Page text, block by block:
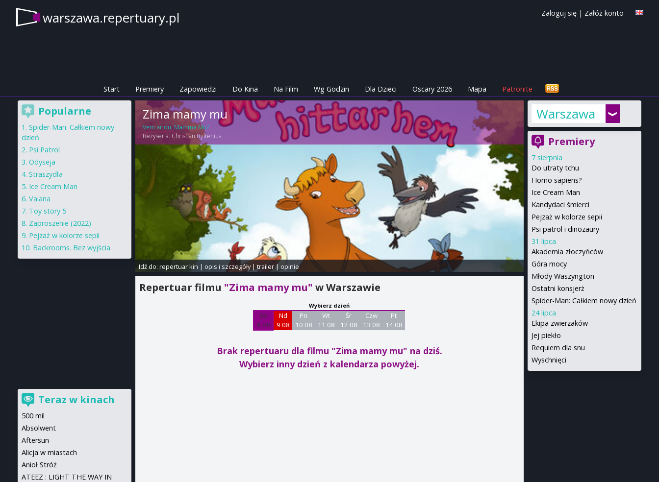
warszawa.repertuary.pl Zaloguj się | Załóż konto
Start Premiery Zapowiedzi Do Kina Na Film Wg Godzin Dla Dzieci Oscary 2026 Mapa Patronite
Zima mamy mu
Vem ar du, Mamma Mu?
Reżyseria: Christian Ryltenius
Idź do: repertuar kin | opis i szczegóły|trailer| opinie
Repertuar filmu "Zima mamy mu"w Warszawie
Wybierz dzień
Sb
8 08
Nd
9 08
Pn
10 08
Wt
11 08
Śr
12 08
Czw
13 08
Pt
14 08
Brak repertuaru dla filmu "Zima mamy mu" na dziś.
Wybierz inny dzień z kalendarza powyżej.
Warszawa
Premiery
7 sierpnia
Do utraty tchu
Homo sapiens?
Ice Cream Man
Kandydaci śmierci
Pejzaż w kolorze sepii
Psi patrol i dinozaury
31 lipca
Akademia złoczyńców
Góra mocy
Młody Waszyngton
Ostatni konsjerż
Spider-Man: Całkiem nowy dzień
24 lipca
Ekipa zwierzaków
Jej piekło
Requiem dla snu
Wyschnięci
Popularne
Spider-Man: Całkiem nowy
dzień
Psi Patrol
Odyseja
Straszydła
Ice Cream Man
Vaiana
Toy story 5
Zaproszenie (2022)
Pejzaż w kolorze sepii
Backrooms. Bez wyjścia
Teraz w kinach
500 mil
Absolwent
Aftersun
Alicja w miastach
Anioł Stróż
ATEEZ : LIGHT THE WAY IN